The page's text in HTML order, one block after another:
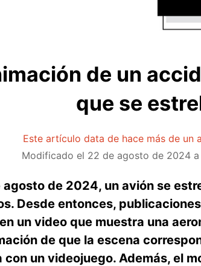
de un
que se
Este artículo data de hace más de un
Modificado el 22 de agosto de 2024 a
agosto de 2024, un avión se
Desde entonces,
un video que muestra una
de que la escena
con un videojuego. Además, el